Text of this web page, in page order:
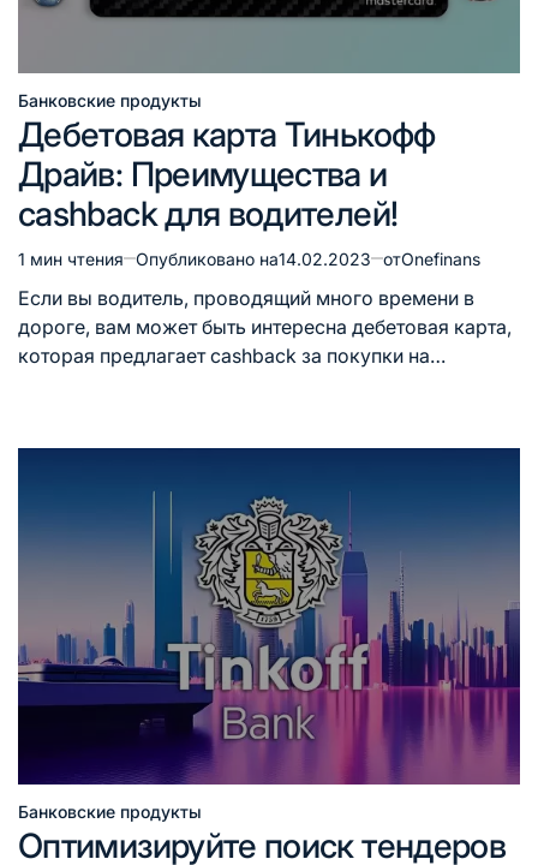
Опубликовано
в
Банковские продукты
Дебетовая карта Тинькофф
Драйв: Преимущества и
cashback для водителей!
Расчётное
время
чтения
1 мин чтения Опубликовано на14.02.2023 отOnefinans
Если вы водитель, проводящий много времени в
дороге, вам может быть интересна дебетовая карта,
которая предлагает cashback за покупки на…
Опубликовано
в
Банковские продукты
Оптимизируйте поиск тендеров